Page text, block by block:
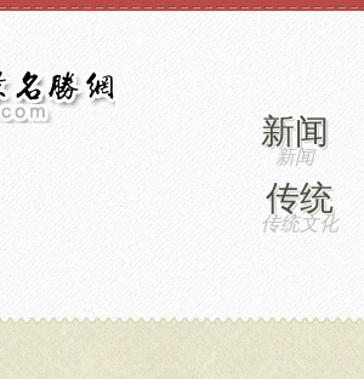
新闻
传统